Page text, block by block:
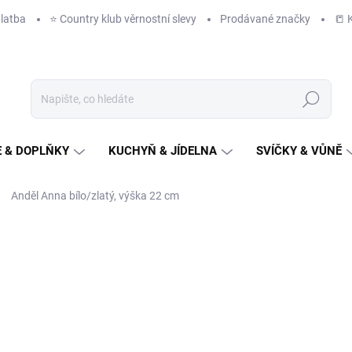
⭐️ Country klub věrnostní slevy Prodávané značky 📒
Hledat
& DOPLŇKY KUCHYŇ & JÍDELNA SVÍČKY & VŮNĚ
Anděl Anna bílo/zlatý, výška 22 cm